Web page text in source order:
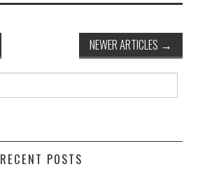
NEWER ARTICLES →
RECENT POSTS